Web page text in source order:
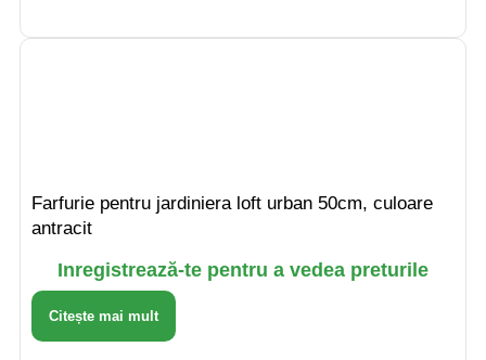
Farfurie pentru jardiniera loft urban 50cm, culoare
antracit
Inregistrează-te pentru a vedea preturile
Citește mai mult